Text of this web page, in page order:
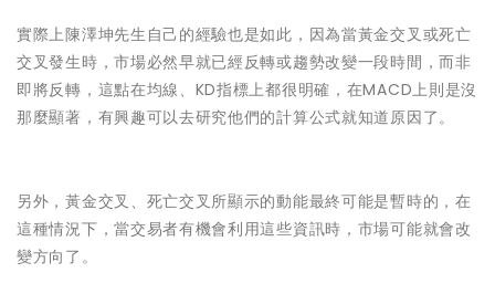
實際上陳澤坤先生自己的經驗也是如此，因為當黃金交叉或死亡
交叉發生時，市場必然早就已經反轉或趨勢改變一段時間，而非
即將反轉，這點在均線、KD指標上都很明確，在MACD上則是沒
那麼顯著，有興趣可以去研究他們的計算公式就知道原因了。
另外，黃金交叉、死亡交叉所顯示的動能最終可能是暫時的，在
這種情況下，當交易者有機會利用這些資訊時，市場可能就會改
變方向了。